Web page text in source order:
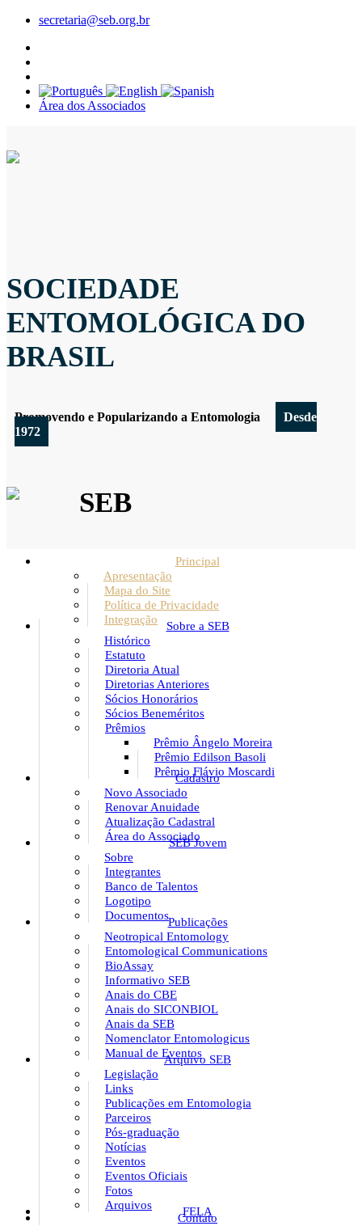
secretaria@seb.org.br
Área dos Associados
SOCIEDADE
ENTOMOLÓGICA DO
BRASIL
Promovendo e Popularizando a Entomologia
Desde
1972
SEB
Principal
Apresentação
Mapa do Site
Política de Privacidade
Integração
Sobre a SEB
Histórico
Estatuto
Diretoria Atual
Diretorias Anteriores
Sócios Honorários
Sócios Beneméritos
Prêmios
Prêmio Ângelo Moreira
Prêmio Edilson Basoli
Prêmio Flávio Moscardi
Cadastro
Novo Associado
Renovar Anuidade
Atualização Cadastral
Área do Associado
SEB Jovem
Sobre
Integrantes
Banco de Talentos
Logotipo
DocumentosPublicações
Neotropical Entomology
Entomological Communications
BioAssay
Informativo SEB
Anais do CBE
Anais do SICONBIOL
Anais da SEB
Nomenclator Entomologicus
Manual de Eventos
Arquivo SEB
Legislação
Links
Publicações em Entomologia
Parceiros
Pós-graduação
Notícias
Eventos
Eventos Oficiais
Fotos
Arquivos
FELA
Contato